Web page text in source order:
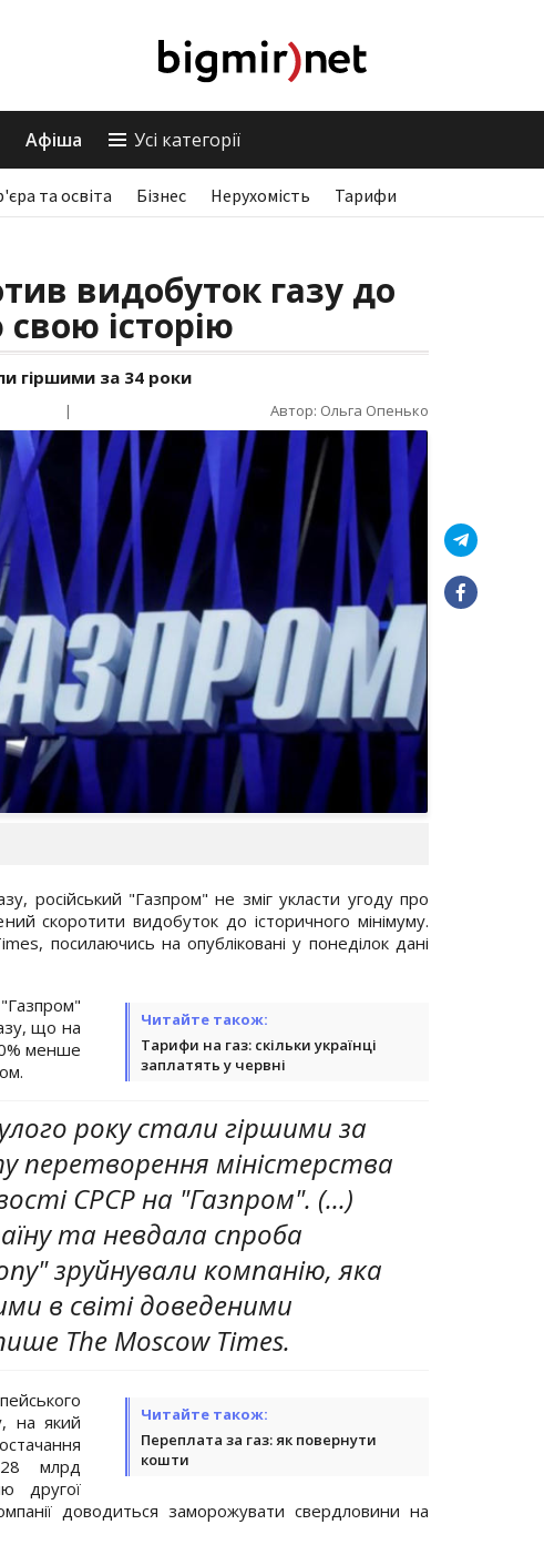
Афіша Усі категорії
та освіта Бізнес Нерухомість Тарифи
видобуток газу до
історію
гіршими за 34 роки
| Автор: Ольга Опенько
російський "Газпром" не зміг укласти угоду про
скоротити видобуток до історичного мінімуму.
посилаючись на опубліковані у понеділок дані
Читайте також:
Тарифи на газ: скільки українці
заплатять у червні
що на
менше
року стали гіршими за
перетворення міністерства
СРСР на "Газпром". (...)
та невдала спроба
зруйнували компанію, яка
в світі доведеними
The Moscow Times.
Читайте також:
Переплата за газ: як повернути
кошти
на який
млрд
другої
доводиться заморожувати свердловини на